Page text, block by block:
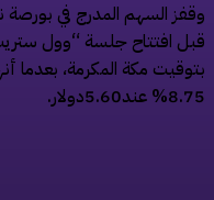
مكة المكرمة، بعدما أنهى